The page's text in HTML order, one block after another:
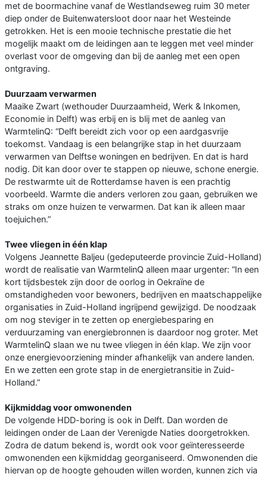
met de boormachine vanaf de Westlandseweg ruim 30 meter
diep onder de Buitenwatersloot door naar het Westeinde
getrokken. Het is een mooie technische prestatie die het
mogelijk maakt om de leidingen aan te leggen met veel minder
overlast voor de omgeving dan bij de aanleg met een open
ontgraving.
Duurzaam verwarmen
Maaike Zwart (wethouder Duurzaamheid, Werk & Inkomen,
Economie in Delft) was erbij en is blij met de aanleg van
WarmtelinQ: “Delft bereidt zich voor op een aardgasvrije
toekomst. Vandaag is een belangrijke stap in het duurzaam
verwarmen van Delftse woningen en bedrijven. En dat is hard
nodig. Dit kan door over te stappen op nieuwe, schone energie.
De restwarmte uit de Rotterdamse haven is een prachtig
voorbeeld. Warmte die anders verloren zou gaan, gebruiken we
straks om onze huizen te verwarmen. Dat kan ik alleen maar
toejuichen.”
Twee vliegen in één klap
Volgens Jeannette Baljeu (gedeputeerde provincie Zuid-Holland)
wordt de realisatie van WarmtelinQ alleen maar urgenter: “In een
kort tijdsbestek zijn door de oorlog in Oekraïne de
omstandigheden voor bewoners, bedrijven en maatschappelijke
organisaties in Zuid-Holland ingrijpend gewijzigd. De noodzaak
om nog steviger in te zetten op energiebesparing en
verduurzaming van energiebronnen is daardoor nog groter. Met
WarmtelinQ slaan we nu twee vliegen in één klap. We zijn voor
onze energievoorziening minder afhankelijk van andere landen.
En we zetten een grote stap in de energietransitie in Zuid-
Holland.”
Kijkmiddag voor omwonenden
De volgende HDD-boring is ook in Delft. Dan worden de
leidingen onder de Laan der Verenigde Naties doorgetrokken.
Zodra de datum bekend is, wordt ook voor geïnteresseerde
omwonenden een kijkmiddag georganiseerd. Omwonenden die
hiervan op de hoogte gehouden willen worden, kunnen zich via